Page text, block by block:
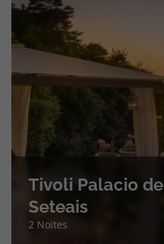
Tivoli Palacio de
Seteais
2 Noites